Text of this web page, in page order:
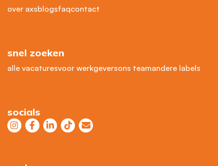
over axsblogsfaqcontact
snel zoeken
alle vacaturesvoor werkgeversons teamandere labels
socials